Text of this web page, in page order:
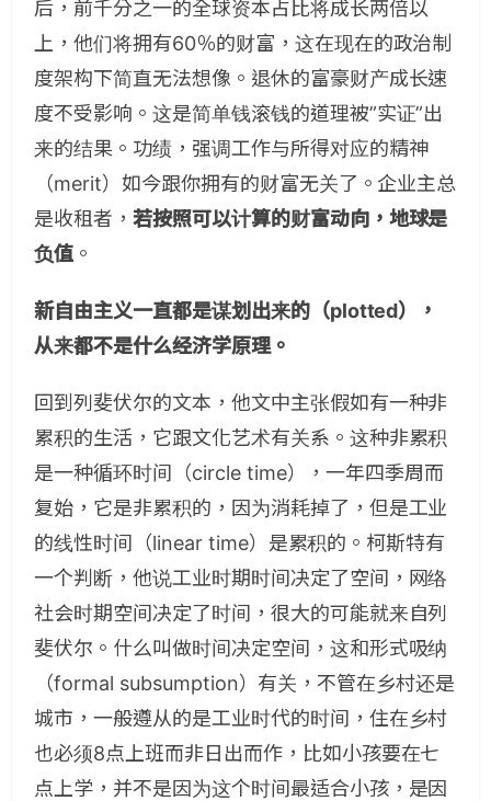
后，前千分之一的全球资本占比将成长两倍以
上，他们将拥有60％的财富，这在现在的政治制
度架构下简直无法想像。退休的富豪财产成长速
度不受影响。这是简单钱滚钱的道理被”实证”出
来的结果。功绩，强调工作与所得对应的精神
（merit）如今跟你拥有的财富无关了。企业主总
是收租者，若按照可以计算的财富动向，地球是
负值 。
新自由主义一直都是谋划出来的（plotted），
从来都不是什么经济学原理。
回到列斐伏尔的文本，他文中主张假如有一种非
累积的生活，它跟文化艺术有关系。这种非累积
是一种循环时间（circle time），一年四季周而
复始，它是非累积的，因为消耗掉了，但是工业
的线性时间（linear time）是累积的。柯斯特有
一个判断，他说工业时期时间决定了空间，网络
社会时期空间决定了时间，很大的可能就来自列
斐伏尔。什么叫做时间决定空间，这和形式吸纳
（formal subsumption）有关，不管在乡村还是
城市，一般遵从的是工业时代的时间，住在乡村
也必须8点上班而非日出而作，比如小孩要在七
点上学，并不是因为这个时间最适合小孩，是因